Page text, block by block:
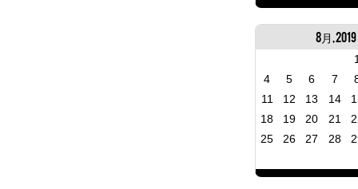
8月, 2019
4
5 6 7
11
12 13 14
18
19 20 21
25
26 27 28